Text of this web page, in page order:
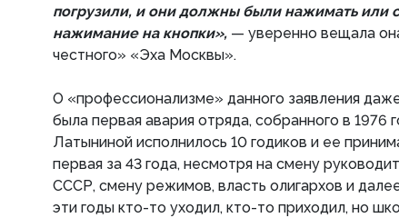
погрузили, и они должны были нажимать или
нажимание на кнопки», — уверенно вещала
честного» «Эха Москвы».
О «профессионализме» данного заявления
была первая авария отряда, собранного в 1976
Латыниной исполнилось 10 годиков и ее
первая за 43 года, несмотря на смену
СССР, смену режимов, власть олигархов и
эти годы кто-то уходил, кто-то приходил, но